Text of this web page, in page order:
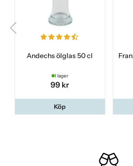
Andechs ölglas 50 cl
I lager
99 kr
Köp